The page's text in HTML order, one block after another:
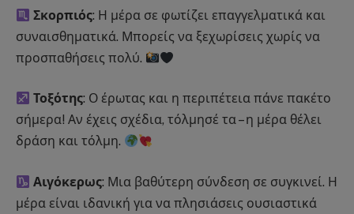
Σκορπιός: Η μέρα σε φωτίζει επαγγελματικά και
συναισθηματικά. Μπορείς να ξεχωρίσεις χωρίς να
προσπαθήσεις πολύ.
Τοξότης: Ο έρωτας και η περιπέτεια πάνε πακέτο
σήμερα! Αν έχεις σχέδια, τόλμησέ τα – η μέρα θέλει
δράση και τόλμη.
Αιγόκερως: Μια βαθύτερη σύνδεση σε συγκινεί. Η
μέρα είναι ιδανική για να πλησιάσεις ουσιαστικά